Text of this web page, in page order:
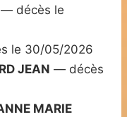
— décès le
le 30/05/2026
JEAN — décès
MARIE